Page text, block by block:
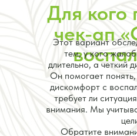
Для кого
чек-ап
Этот вариант
тем, у кого
длительно, а четкий
Он помогает
дискомфорт с
требует ли
внимания. Мы
Обратите